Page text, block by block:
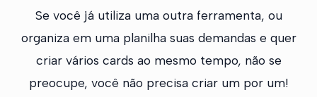
Se você já utiliza uma outra ferramenta, ou
organiza em uma planilha suas demandas e quer
criar vários cards ao mesmo tempo, não se
preocupe, você não precisa criar um por um!